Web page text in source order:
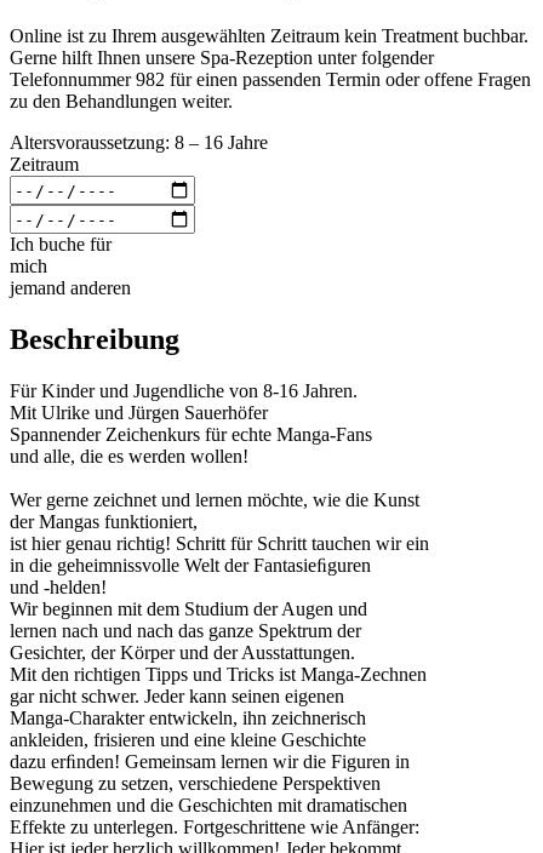
Online ist zu Ihrem ausgewählten Zeitraum kein Treatment buchbar.
Gerne hilft Ihnen unsere Spa-Rezeption unter folgender
Telefonnummer 982 für einen passenden Termin oder offene Fragen
zu den Behandlungen weiter.
Altersvoraussetzung: 8 – 16 Jahre
Zeitraum
Ich buche für
mich
jemand anderen
Beschreibung
Für Kinder und Jugendliche von 8-16 Jahren.
Mit Ulrike und Jürgen Sauerhöfer
Spannender Zeichenkurs für echte Manga-Fans
und alle, die es werden wollen!
Wer gerne zeichnet und lernen möchte, wie die Kunst
der Mangas funktioniert,
ist hier genau richtig! Schritt für Schritt tauchen wir ein
in die geheimnissvolle Welt der Fantasieﬁguren
und -helden!
Wir beginnen mit dem Studium der Augen und
lernen nach und nach das ganze Spektrum der
Gesichter, der Körper und der Ausstattungen.
Mit den richtigen Tipps und Tricks ist Manga-Zechnen
gar nicht schwer. Jeder kann seinen eigenen
Manga-Charakter entwickeln, ihn zeichnerisch
ankleiden, frisieren und eine kleine Geschichte
dazu erﬁnden! Gemeinsam lernen wir die Figuren in
Bewegung zu setzen, verschiedene Perspektiven
einzunehmen und die Geschichten mit dramatischen
Effekte zu unterlegen. Fortgeschrittene wie Anfänger:
Hier ist jeder herzlich willkommen! Jeder bekommt